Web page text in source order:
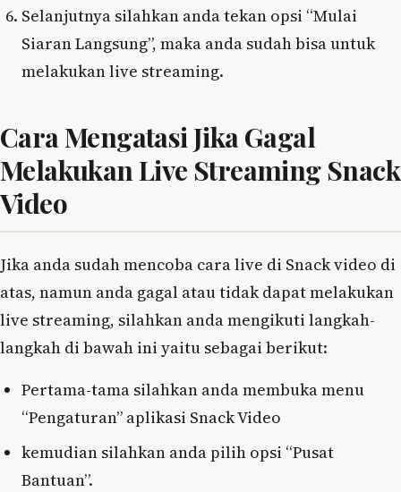
Selanjutnya silahkan anda tekan opsi “Mulai
Siaran Langsung”, maka anda sudah bisa untuk
melakukan live streaming.
Cara Mengatasi Jika Gagal
Melakukan Live Streaming Snack
Video
Jika anda sudah mencoba cara live di Snack video di
atas, namun anda gagal atau tidak dapat melakukan
live streaming, silahkan anda mengikuti langkah-
langkah di bawah ini yaitu sebagai berikut:
Pertama-tama silahkan anda membuka menu
“Pengaturan” aplikasi Snack Video
kemudian silahkan anda pilih opsi “Pusat
Bantuan”.